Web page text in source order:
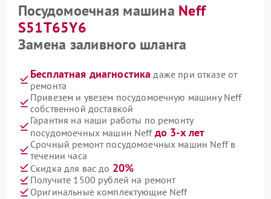
Посудомоечная машина Neff
S51T65Y6
Замена заливного шланга
Бесплатная диагностика даже при отказе от
ремонта
Привезем и увезем посудомоечную машину Neff
собственной доставкой
Гарантия на наши работы по ремонту
посудомоечных машин Neff до 3-х лет
Срочный ремонт посудомоечных машин Neff в
течении часа
Скидка для вас до 20%
Получите 1500 рублей на ремонт
Оригинальные комплектующие Neff